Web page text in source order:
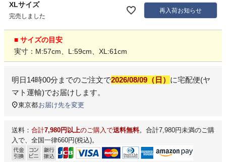
XLサイズ
完売しました
再入荷お知らせ
■ サイズの目安
実寸：M:57cm、L:59cm、XL:61cm
明日14時00分 までのご注文で2026/08/09（日） に宅配便(ヤ
マト運輸)でお届けします。
東京都お届け先を変更
送料： 合計7,980円以上のご購入で送料無料。合計7,980円未満のご購
入で、全国一律660円(税込)。